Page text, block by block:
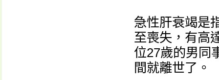
急性肝衰竭是
至喪失，有高
位27歲的男同
間就離世了。